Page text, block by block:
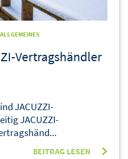
ALLGEMEINES
Vertragshändler
JACUZZI-
JACUZZI-
BEITRAG LESEN